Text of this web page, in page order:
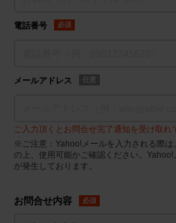
電話番号 必須
メールアドレス 任意
ご入力頂くとお問合せ完了通知を受け取れ
※ご注意：Yahoo!メールを入力される際
の上、使用可能かご確認ください。
が発生しております。
お問合せ内容 必須